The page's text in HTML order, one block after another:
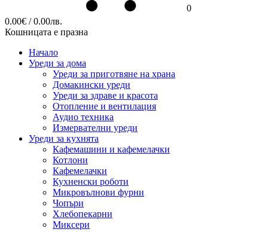
0
0.00€ / 0.00лв.
Кошницата е празна
Начало
Уреди за дома
Уреди за приготвяне на храна
Домакински уреди
Уреди за здраве и красота
Отопление и вентилация
Аудио техника
Измервателни уреди
Уреди за кухнята
Кафемашини и кафемелачки
Котлони
Кафемелачки
Кухненски роботи
Микровълнови фурни
Чопъри
Хлебопекарни
Миксери